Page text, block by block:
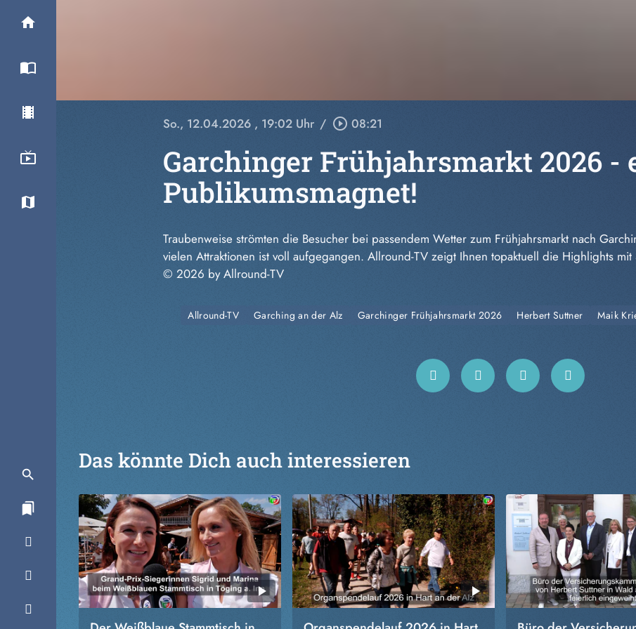
So., 12.04.2026 , 19:02 Uhr / play_circle_outline 08:21
Garchinger Frühjahrsmarkt 2026 -
Publikumsmagnet!
Traubenweise strömten die Besucher bei passendem Wetter zum Frühjahrsmarkt nach
vielen Attraktionen ist voll aufgegangen. Allround-TV zeigt Ihnen topaktuell die Highlights mit
© 2026 by Allround-TV
Allround-TV Garching an der Alz Garchinger Frühjahrsmarkt 2026 Herbert Suttner Maik
Das könnte Dich auch interessieren